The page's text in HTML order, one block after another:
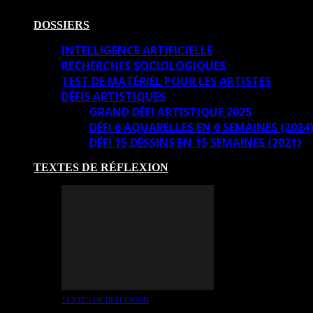
DOSSIERS
INTELLIGENCE ARTIFICIELLE
RECHERCHES SOCIOLOGIQUES
TEST DE MATÉRIEL POUR LES ARTISTES
DÉFIS ARTISTIQUES
GRAND DÉFI ARTISTIQUE 2025
DÉFI 6 AQUARELLES EN 6 SEMAINES (2024)
DÉFI 15 DESSINS EN 15 SEMAINES (2021)
TEXTES DE RÉFLEXION
TEXTES DE RÉFLEXION